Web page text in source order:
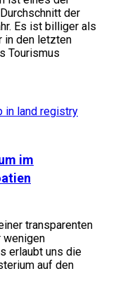
der
Es ist billiger als
in den letzten
Tourismus
im
transparenten
wenigen
erlaubt uns die
auf den